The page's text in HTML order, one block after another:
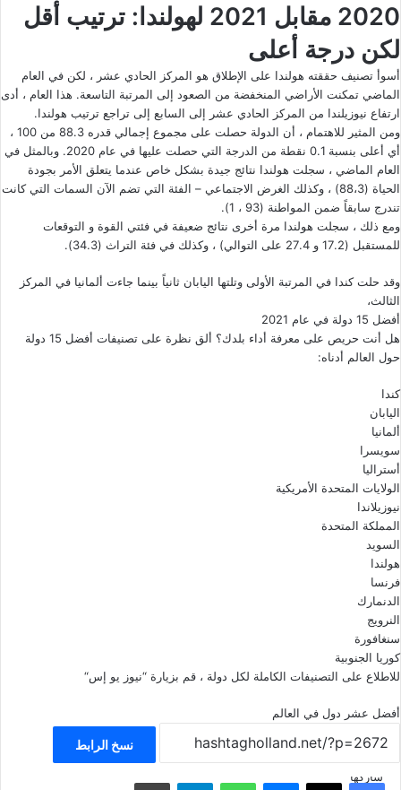
2020 مقابل 2021 لهولندا: ترتيب أقل
لكن درجة أعلى
أسوأ تصنيف حققته هولندا على الإطلاق هو المركز الحادي عشر ، لكن في العام
الماضي تمكنت الأراضي المنخفضة من الصعود إلى المرتبة التاسعة. هذا العام ، أدى
ارتفاع نيوزيلندا من المركز الحادي عشر إلى السابع إلى تراجع ترتيب هولندا.
ومن المثير للاهتمام ، أن الدولة حصلت على مجموع إجمالي قدره 88.3 من 100 ،
أي أعلى بنسبة 0.1 نقطة من الدرجة التي حصلت عليها في عام 2020. وبالمثل في
العام الماضي ، سجلت هولندا نتائج جيدة بشكل خاص عندما يتعلق الأمر بجودة
الحياة (88،3) ، وكذلك الغرض الاجتماعي – الفئة التي تضم الآن السمات التي كانت
تندرج سابقاً ضمن المواطنة (93 ، 1).
ومع ذلك ، سجلت هولندا مرة أخرى نتائج ضعيفة في فئتي القوة و التوقعات
للمستقبل (17.2 و 27.4 على التوالي) ، وكذلك في فئة التراث (34.3).
وقد حلت كندا في المرتبة الأولى وتلتها اليابان ثانياً بينما جاءت ألمانيا في المركز
الثالث،
أفضل 15 دولة في عام 2021
هل أنت حريص على معرفة أداء بلدك؟ ألق نظرة على تصنيفات أفضل 15 دولة
حول العالم أدناه:
كندا
اليابان
ألمانيا
سويسرا
أستراليا
الولايات المتحدة الأمريكية
نيوزيلاندا
المملكة المتحدة
السويد
هولندا
فرنسا
الدنمارك
النرويج
سنغافورة
كوريا الجنوبية
للاطلاع على التصنيفات الكاملة لكل دولة ، قم بزيارة “نيوز يو إس“
أفضل عشر دول في العالم
نسخ الرابط
شاركهافيسبوك ‫X ماسنجر واتساب تيلقرام مشاركة عبر البريد